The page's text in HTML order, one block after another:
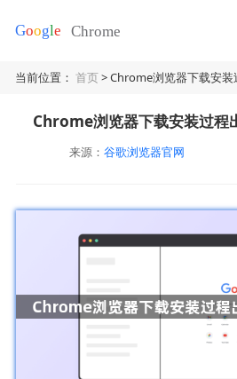
当前位置：首页> Chrome浏览器下载安
Chrome浏览器下载安装过程
来源： 谷歌浏览器官网